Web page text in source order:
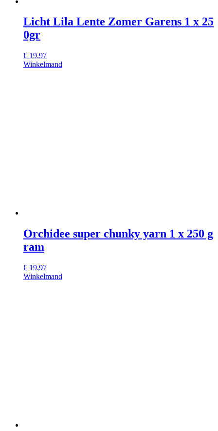
Licht Lila Lente Zomer Garens 1 x 25
0gr
€ 19,97
Winkelmand
Orchidee super chunky yarn 1 x 250 g
ram
€ 19,97
Winkelmand